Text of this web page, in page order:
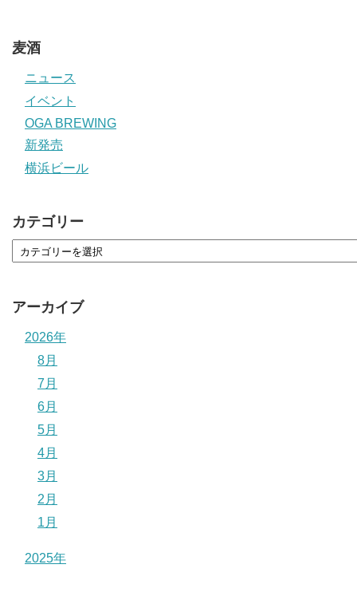
麦酒
ニュース
イベント
OGA BREWING
新発売
横浜ビール
カテゴリー
アーカイブ
2026年
8月
7月
6月
5月
4月
3月
2月
1月
2025年